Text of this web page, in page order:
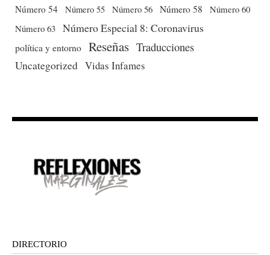
Número 54 Número 55 Número 56 Número 58
Número 60
Número 63 Número Especial 8: Coronavirus
política y entorno Reseñas Traducciones
Uncategorized Vidas Infames
DIRECTORIO